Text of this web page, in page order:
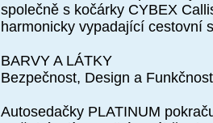
společně s kočárky CYBEX
harmonicky vypadající cestovní
BARVY A LÁTKY
Bezpečnost, Design a Funkčnost
Autosedačky PLATINUM